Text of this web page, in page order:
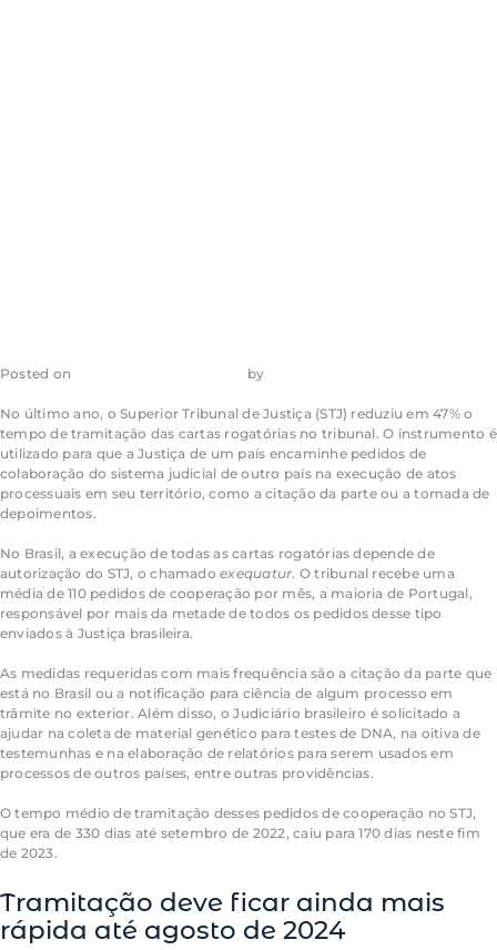
Posted on by
No último ano, o Superior Tribunal de Justiça (STJ) reduziu em 47% o
tempo de tramitação das cartas rogatórias no tribunal. O instrumento é
utilizado para que a Justiça de um país encaminhe pedidos de
colaboração do sistema judicial de outro país na execução de atos
processuais em seu território, como a citação da parte ou a tomada de
depoimentos.
No Brasil, a execução de todas as cartas rogatórias depende de
autorização do STJ, o chamado exequatur. O tribunal recebe uma
média de 110 pedidos de cooperação por mês, a maioria de Portugal,
responsável por mais da metade de todos os pedidos desse tipo
enviados à Justiça brasileira.
As medidas requeridas com mais frequência são a citação da parte que
está no Brasil ou a notificação para ciência de algum processo em
trâmite no exterior. Além disso, o Judiciário brasileiro é solicitado a
ajudar na coleta de material genético para testes de DNA, na oitiva de
testemunhas e na elaboração de relatórios para serem usados em
processos de outros países, entre outras providências.
O tempo médio de tramitação desses pedidos de cooperação no STJ,
que era de 330 dias até setembro de 2022, caiu para 170 dias neste fim
de 2023.
Tramitação deve ficar ainda mais
rápida até agosto de 2024